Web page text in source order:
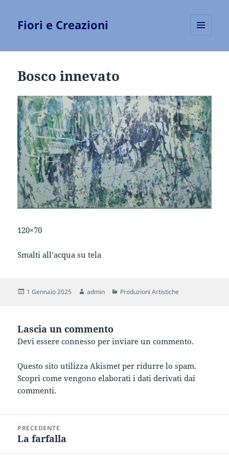
Fiori e Creazioni
Bosco innevato
120×70
Smalti all’acqua su tela
Scritto
1 Gennaio 2025 Autore
admin Categorie
Produzioni Artistiche
Lascia un commento
Devi essereconnesso per inviare un commento.
Questo sito utilizza Akismet per ridurre lo spam.
Scopri come vengono elaborati i dati derivati dai
commenti.
articoliPRECEDENTE
Articolo
La farfalla